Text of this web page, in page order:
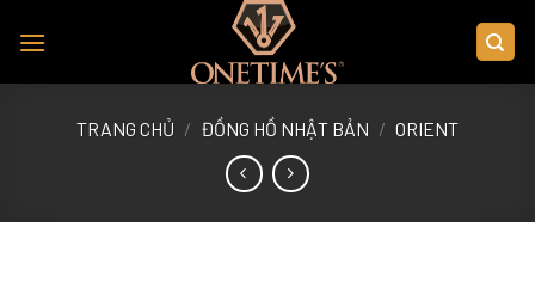
TRANG CHỦ / ĐỒNG HỒ NHẬT BẢN / ORIENT